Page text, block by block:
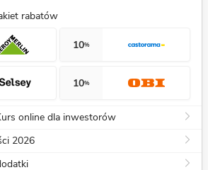
rabatów
10%
10%
online dla inwestorów
2026